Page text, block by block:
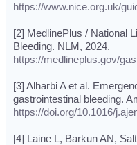
https://www.nice.org.uk/
[2] MedlinePlus / National
Bleeding. NLM, 2024.
https://medlineplus.gov/
[3] Alharbi A et al.
gastrointestinal bleeding.
https://doi.org/10.1016/
[4] Laine L, Barkun AN,